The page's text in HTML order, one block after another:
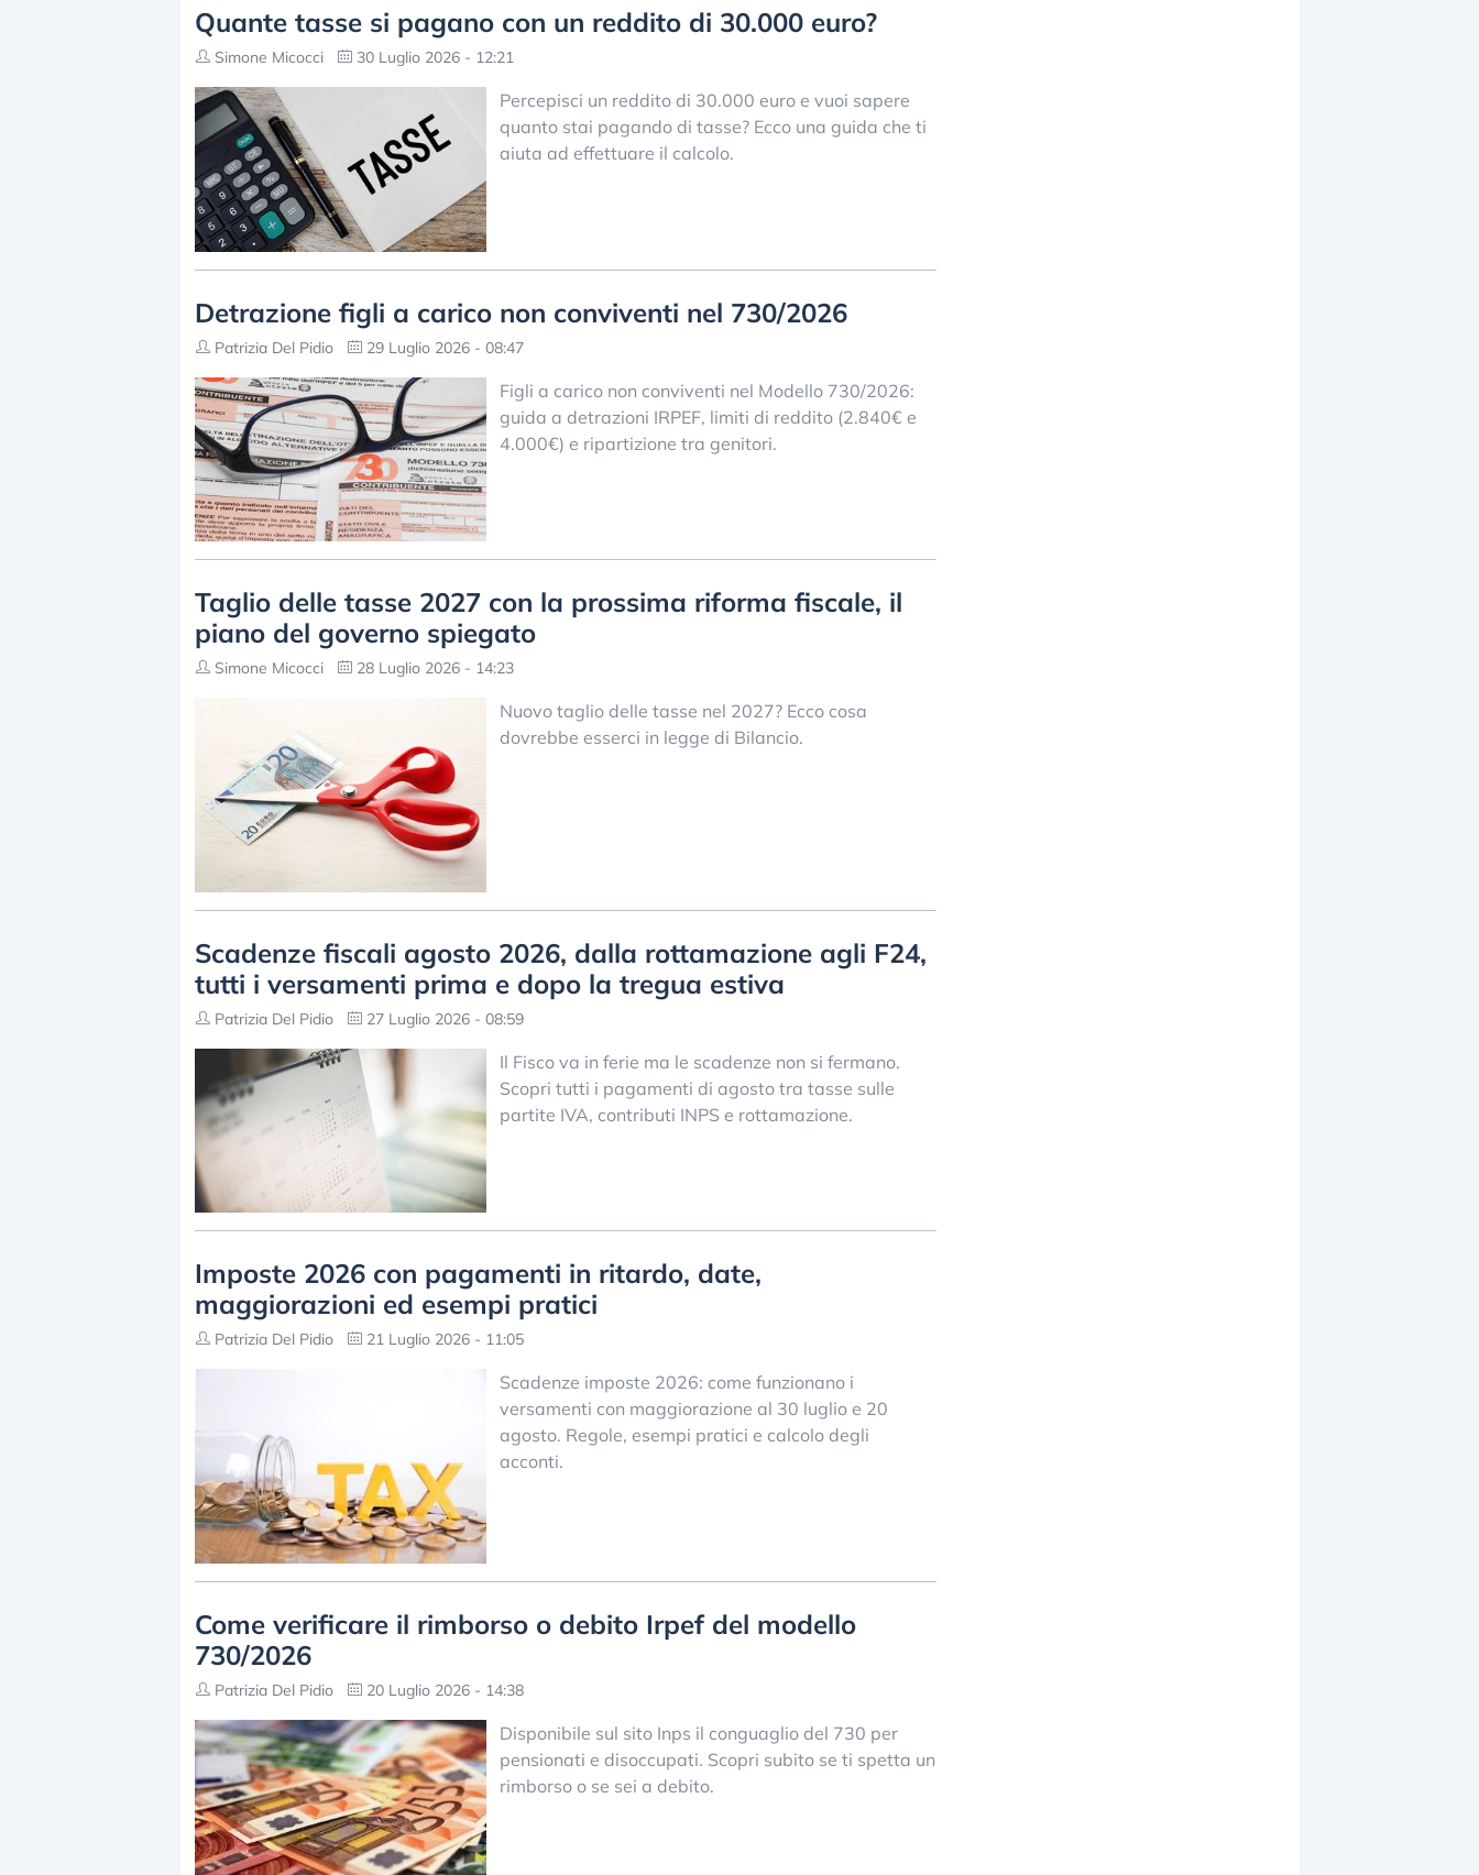
Quante tasse si pagano con un reddito di 30.000 euro?
Simone Micocci 30 Luglio 2026 - 12:21
Percepisci un reddito di 30.000 euro e vuoi sapere
quanto stai pagando di tasse? Ecco una guida che ti
aiuta ad effettuare il calcolo.
Detrazione figli a carico non conviventi nel 730/2026
Patrizia Del Pidio 29 Luglio 2026 - 08:47
Figli a carico non conviventi nel Modello 730/2026:
guida a detrazioni IRPEF, limiti di reddito (2.840€ e
4.000€) e ripartizione tra genitori.
Taglio delle tasse 2027 con la prossima riforma fiscale, il
piano del governo spiegato
Simone Micocci 28 Luglio 2026 - 14:23
Nuovo taglio delle tasse nel 2027? Ecco cosa
dovrebbe esserci in legge di Bilancio.
Scadenze fiscali agosto 2026, dalla rottamazione agli F24,
tutti i versamenti prima e dopo la tregua estiva
Patrizia Del Pidio 27 Luglio 2026 - 08:59
Il Fisco va in ferie ma le scadenze non si fermano.
Scopri tutti i pagamenti di agosto tra tasse sulle
partite IVA, contributi INPS e rottamazione.
Imposte 2026 con pagamenti in ritardo, date,
maggiorazioni ed esempi pratici
Patrizia Del Pidio 21 Luglio 2026 - 11:05
Scadenze imposte 2026: come funzionano i
versamenti con maggiorazione al 30 luglio e 20
agosto. Regole, esempi pratici e calcolo degli
acconti.
Come verificare il rimborso o debito Irpef del modello
730/2026
Patrizia Del Pidio 20 Luglio 2026 - 14:38
Disponibile sul sito Inps il conguaglio del 730 per
pensionati e disoccupati. Scopri subito se ti spetta un
rimborso o se sei a debito.